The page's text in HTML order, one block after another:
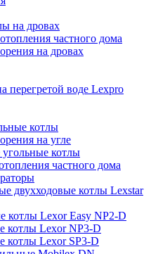
на дровах
частного дома
на дровах
перегретой воде Lexpro
котлы
на угле
котлы
частного дома
двухходовые котлы Lexstar
котлы Lexor Easy NP2-D
котлы Lexor NP3-D
котлы Lexor SP3-D